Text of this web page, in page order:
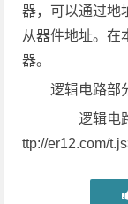
器，可以通过地
从器件地址。在
器。
逻辑电路部
逻辑电路
ttp://er12.com/